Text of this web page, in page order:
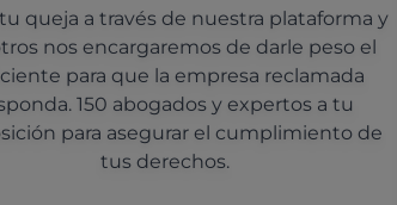
queja a través de nuestra plataforma y
nos encargaremos de darle peso el
para que la empresa reclamada
150 abogados y expertos a tu
para asegurar el cumplimiento de
tus derechos.